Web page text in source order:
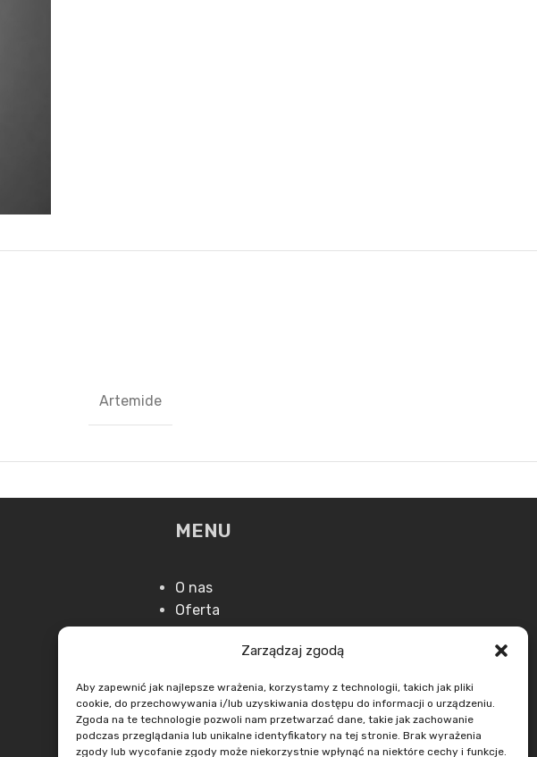
Zarządzaj zgodą
Aby zapewnić jak najlepsze wrażenia, korzystamy z technologii, takich jak pliki
cookie, do przechowywania i/lub uzyskiwania dostępu do informacji o urządzeniu.
Zgoda na te technologie pozwoli nam przetwarzać dane, takie jak zachowanie
podczas przeglądania lub unikalne identyfikatory na tej stronie. Brak wyrażenia
zgody lub wycofanie zgody może niekorzystnie wpłynąć na niektóre cechy i funkcje.
Artemide
MENU
O nas
Oferta
Aktualności